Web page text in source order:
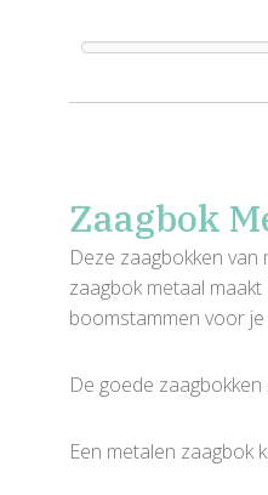
Zaagbok
Deze zaagbokken
zaagbok metaal
boomstammen voor
De goede
Een metalen zaagbok